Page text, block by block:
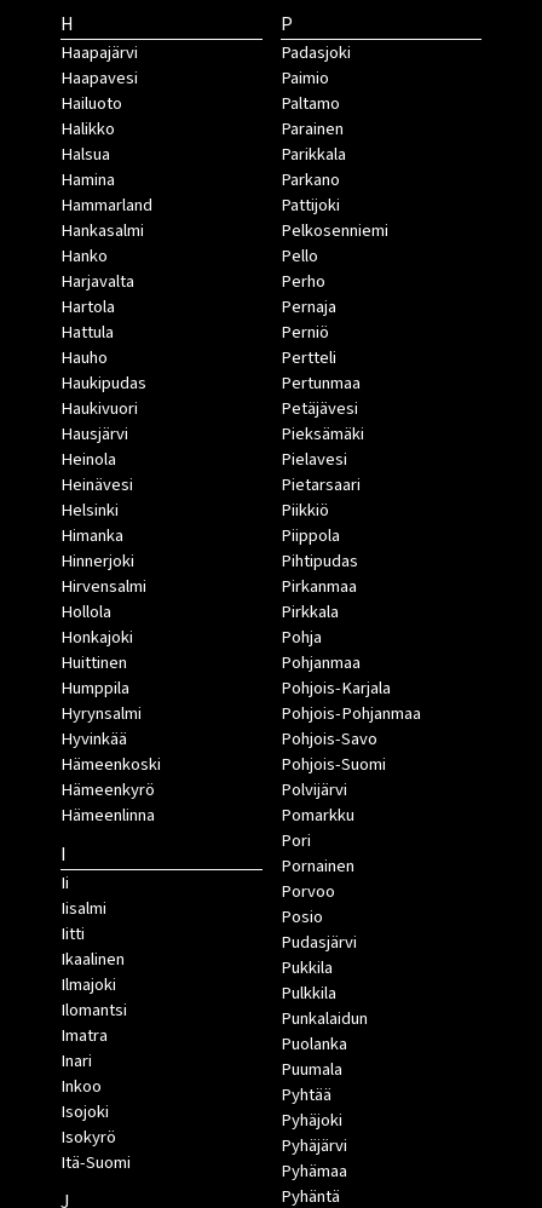
H
Haapajärvi
Haapavesi
Hailuoto
Halikko
Halsua
Hamina
Hammarland
Hankasalmi
Hanko
Harjavalta
Hartola
Hattula
Hauho
Haukipudas
Haukivuori
Hausjärvi
Heinola
Heinävesi
Helsinki
Himanka
Hinnerjoki
Hirvensalmi
Hollola
Honkajoki
Huittinen
Humppila
Hyrynsalmi
Hyvinkää
Hämeenkoski
Hämeenkyrö
Hämeenlinna
I
Ii
Iisalmi
Iitti
Ikaalinen
Ilmajoki
Ilomantsi
Imatra
Inari
Inkoo
Isojoki
Isokyrö
Itä-Suomi
J
P
Padasjoki
Paimio
Paltamo
Parainen
Parikkala
Parkano
Pattijoki
Pelkosenniemi
Pello
Perho
Pernaja
Perniö
Pertteli
Pertunmaa
Petäjävesi
Pieksämäki
Pielavesi
Pietarsaari
Piikkiö
Piippola
Pihtipudas
Pirkanmaa
Pirkkala
Pohja
Pohjanmaa
Pohjois-Karjala
Pohjois-Pohjanmaa
Pohjois-Savo
Pohjois-Suomi
Polvijärvi
Pomarkku
Pori
Pornainen
Porvoo
Posio
Pudasjärvi
Pukkila
Pulkkila
Punkalaidun
Puolanka
Puumala
Pyhtää
Pyhäjoki
Pyhäjärvi
Pyhämaa
Pyhäntä